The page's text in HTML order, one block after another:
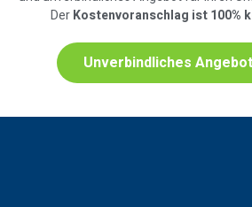
DerKostenvoranschlag ist 100%
Unverbindliches Angebot